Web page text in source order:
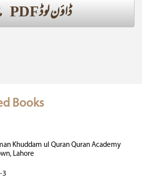
ڈاؤن لوڈ PDF
Books
Khuddam ul Quran Quran Academy
Lahore
3